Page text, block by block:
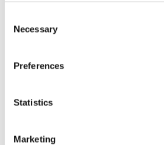
Selection
Necessary
Preferences
Statistics
Marketing